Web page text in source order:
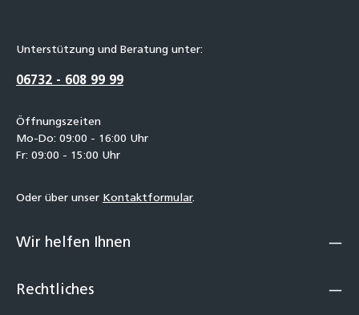
Unterstützung und Beratung unter:
06732 - 608 99 99
Öffnungszeiten
Mo-Do: 09:00 - 16:00 Uhr
Fr: 09:00 - 15:00 Uhr
Oder über unser Kontaktformular.
Wir helfen Ihnen
Rechtliches